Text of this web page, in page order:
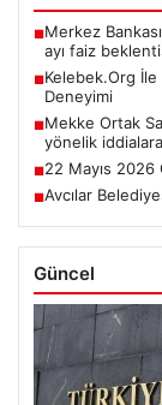
■Merkez
ayı faiz
■Kelebek.Org
Deneyimi
■Mekke Ortak
yönelik
■22 Mayıs 2026
■Avcılar
Güncel